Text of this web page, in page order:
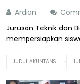
Ardian
Jurusan Teknik dan
mempersiapkan
JUDUL AKUNTANSI